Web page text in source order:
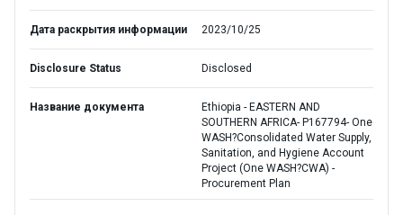
Дата раскрытия информации 2023/10/25
Disclosure Status Disclosed
Название документа
Ethiopia - EASTERN AND
SOUTHERN AFRICA- P167794- One
WASH?Consolidated Water Supply,
Sanitation, and Hygiene Account
Project (One WASH?CWA) -
Procurement Plan